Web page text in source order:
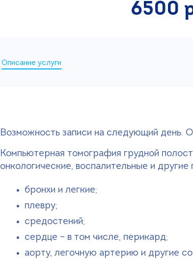
6500
Описание услуги
Возможность записи на следующий день.
Компьютерная томография грудной
онкологические, воспалительные и другие
бронхи и легкие;
плевру;
средостений;
сердце – в том числе, перикард;
аорту, легочную артерию и другие